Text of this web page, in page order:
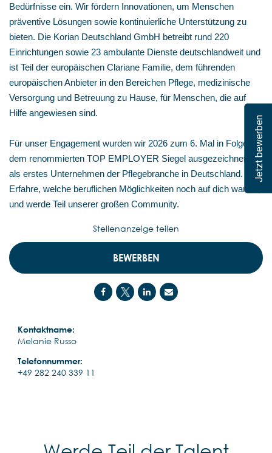
Jetzt bewerben
Bedürfnisse ein. Wir fördern Innovationen, um Menschen
präventive Lösungen sowie kontinuierliche Unterstützung zu
bieten. Die Korian Deutschland GmbH betreibt rund 220
Einrichtungen sowie 23 ambulante Dienste deutschlandweit und
ist Teil der europäischen Clariane Familie, dem führenden
europäischen Anbieter in den Bereichen Pflege, medizinische
Versorgung und Betreuung zu Hause, für Menschen, die auf
Hilfe angewiesen sind.
Für unser Engagement wurden wir 2026 zum 6. Mal in Folge mit
dem renommierten TOP EMPLOYER Siegel ausgezeichnet –
als erstes Unternehmen der Pflegebranche in Deutschland.
Erfahre, welche beruflichen Möglichkeiten noch auf dich warten,
und werde Teil unserer großen Community.
BEWERBEN
Kontaktname:
Melanie Russo
Telefonnummer:
+49 282 240 339 11
Stellenanzeige teilen